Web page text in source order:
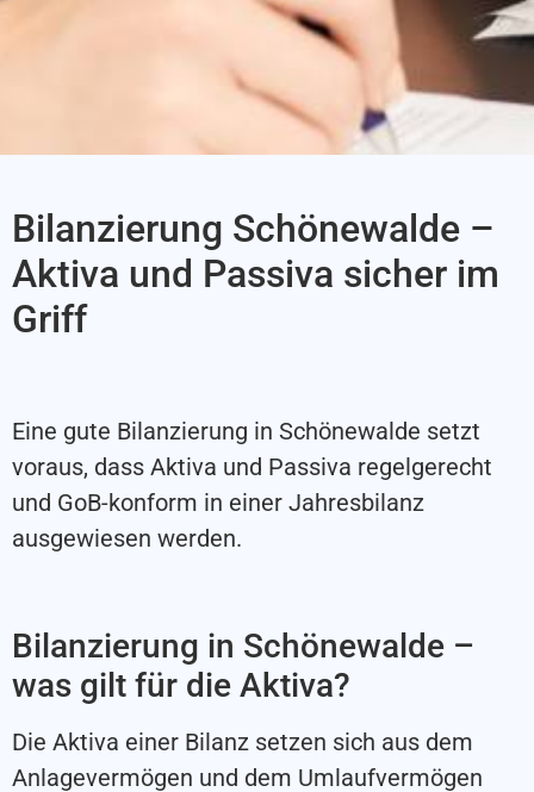
Bilanzierung Schönewalde –
Aktiva und Passiva sicher im
Griff
Eine gute Bilanzierung in Schönewalde setzt
voraus, dass Aktiva und Passiva regelgerecht
und GoB-konform in einer Jahresbilanz
ausgewiesen werden.
Bilanzierung in Schönewalde –
was gilt für die Aktiva?
Die Aktiva einer Bilanz setzen sich aus dem
Anlagevermögen und dem Umlaufvermögen